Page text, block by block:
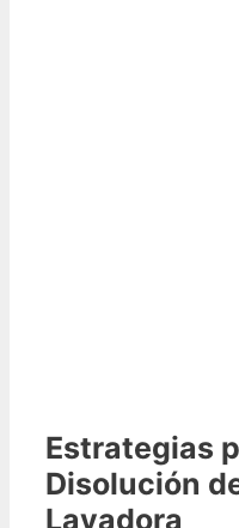
Estrategias
Disolución
Lavadora